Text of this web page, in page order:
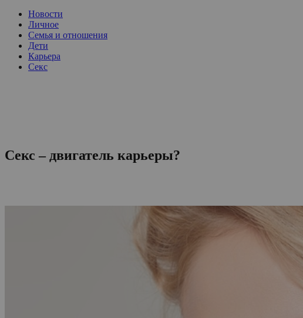
Новости
Личное
Семья и отношения
Дети
Карьера
Секс
Секс – двигатель карьеры?